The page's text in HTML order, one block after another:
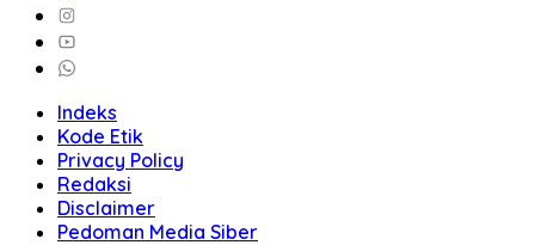
Indeks
Kode Etik
Privacy Policy
Redaksi
Disclaimer
Pedoman Media Siber